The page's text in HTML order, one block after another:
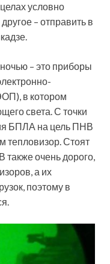
условно
– отправить в
– это приборы
в котором
света. С точки
БПЛА на цель ПНВ
тепловизор. Стоят
очень дорого,
а их
поэтому в